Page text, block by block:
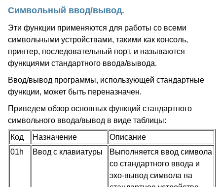
Символьный ввод/вывод.
Эти функции применяются для работы со всеми
символьными устройствами, такими как консоль,
принтер, последовательный порт, и называются
функциями стандартного ввода/вывода.
Ввод/вывод программы, использующей стандартные
функции, может быть переназначен.
Приведем обзор основных функций стандартного
символьного ввода/вывод в виде таблицы:
Код
Назначение
Описание
01h
Ввод с клавиатуры
Выполняется ввод символа
со стандартного ввода и
эхо-вывод символа на